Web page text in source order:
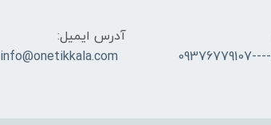
آدرس ایمیل:
info@onetikkala.com